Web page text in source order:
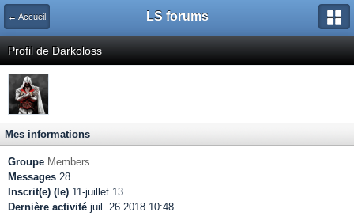
← Accueil LS forums
Profil de Darkoloss
Mes informations
Groupe Members
Messages 28
Inscrit(e) (le) 11-juillet 13
Dernière activité juil. 26 2018 10:48